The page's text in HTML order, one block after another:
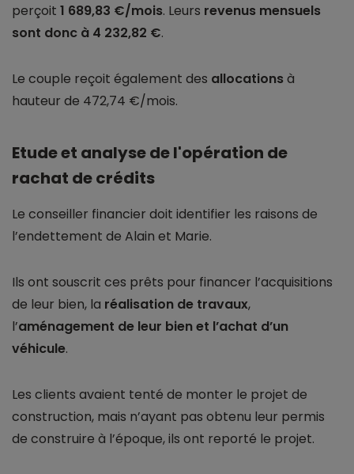
perçoit 1 689,83 €/mois. Leurs revenus mensuels
sont donc à 4 232,82 €.
Le couple reçoit également des allocationsà
hauteur de 472,74 €/mois.
Etude et analyse de l'opération de
rachat de crédits
Le conseiller financier doit identifier les raisons de
l’endettement de Alain et Marie.
Ils ont souscrit ces prêts pour financer l’acquisitions
de leur bien, la réalisation de travaux,
l’aménagement de leur bien et l’achat d’un
véhicule.
Les clients avaient tenté de monter le projet de
construction, mais n’ayant pas obtenu leur permis
de construire à l’époque, ils ont reporté le projet.